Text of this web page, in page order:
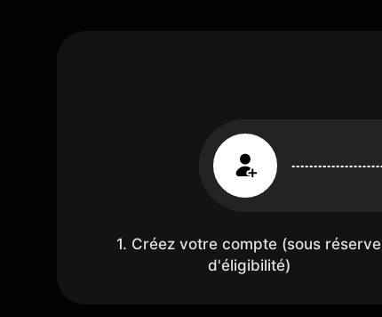
1. Créez votre compte (sous réserve
d'éligibilité)